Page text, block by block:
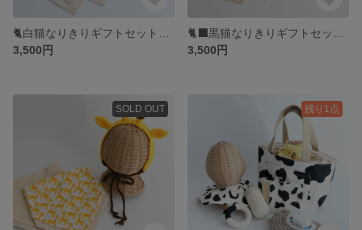
3,500円
3,500円
SOLD OUT 残り1点